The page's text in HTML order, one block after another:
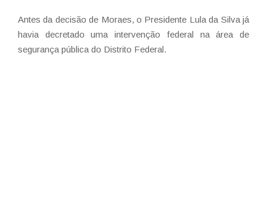
Antes da decisão de Moraes, o Presidente Lula da Silva já
havia decretado uma intervenção federal na área de
segurança pública do Distrito Federal.